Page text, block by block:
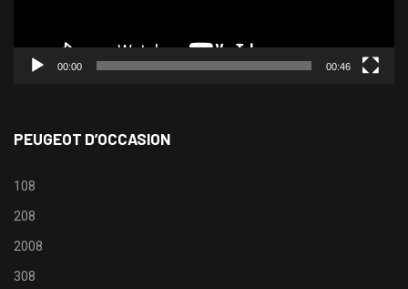
00:00 00:46
PEUGEOT D’OCCASION
108
208
2008
308